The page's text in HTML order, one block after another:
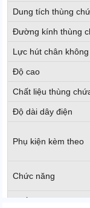
Dung tích thùng
Đường kính thùng
Lực hút chân không
Độ cao
Chất liệu thùng
Độ dài dây điện
Phụ kiện kèm theo
Chức năng
Xuất xứ